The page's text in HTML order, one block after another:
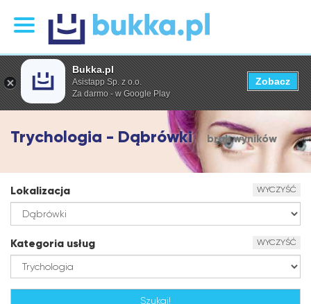
Trychologia - Dąbrówki brak wyników
Lokalizacja WYCZYŚĆ
Kategoria usług WYCZYŚĆ
Bukka.pl
Asistapp Sp. z o.o.
Za darmo - w Google Play
Zobacz